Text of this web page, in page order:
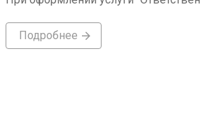
Подробнее